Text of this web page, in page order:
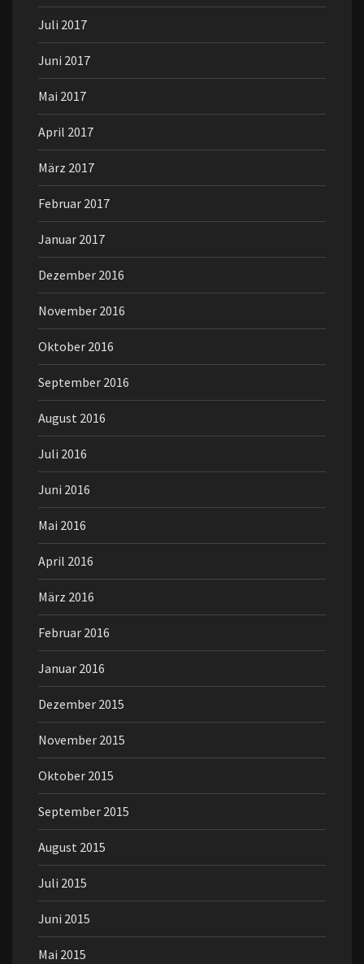
Juli 2017
Juni 2017
Mai 2017
April 2017
März 2017
Februar 2017
Januar 2017
Dezember 2016
November 2016
Oktober 2016
September 2016
August 2016
Juli 2016
Juni 2016
Mai 2016
April 2016
März 2016
Februar 2016
Januar 2016
Dezember 2015
November 2015
Oktober 2015
September 2015
August 2015
Juli 2015
Juni 2015
Mai 2015